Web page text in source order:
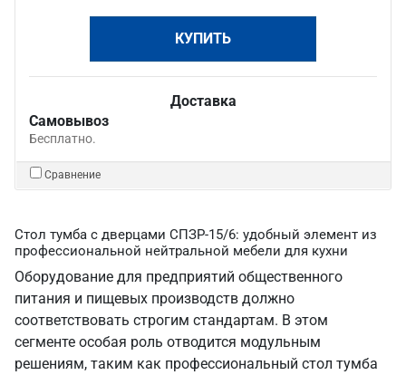
КУПИТЬ
Доставка
Самовывоз
Бесплатно.
Сравнение
Стол тумба с дверцами СПЗР-15/6: удобный элемент из
профессиональной нейтральной мебели для кухни
Оборудование для предприятий общественного
питания и пищевых производств должно
соответствовать строгим стандартам. В этом
сегменте особая роль отводится модульным
решениям, таким как профессиональный стол тумба